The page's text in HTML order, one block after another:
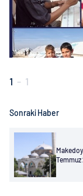
1 - 1
Sonraki Haber
Temmuz